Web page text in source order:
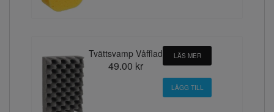
Tvättsvamp Våfflad
49.00 kr
LÄS MER